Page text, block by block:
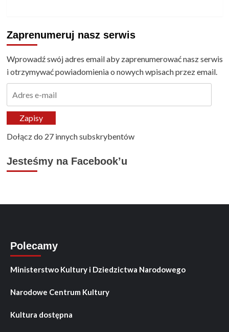
Zaprenumeruj nasz serwis
Wprowadź swój adres email aby zaprenumerować nasz serwis
i otrzymywać powiadomienia o nowych wpisach przez email.
mailZapisy
Dołącz do 27 innych subskrybentów
Jesteśmy na Facebook’u
Polecamy
Ministerstwo Kultury i Dziedzictwa Narodowego
Narodowe Centrum Kultury
Kultura dostępna